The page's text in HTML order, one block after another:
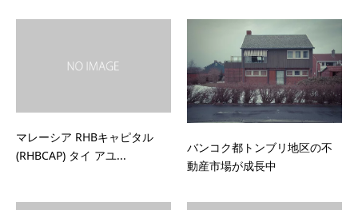
マレーシア RHBキャピタル
(RHBCAP) タイ アユ...
バンコク都トンブリ地区の不
動産市場が成長中